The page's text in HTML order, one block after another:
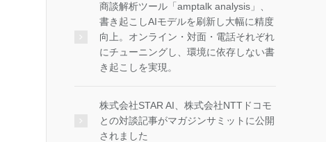
商談解析ツール「amptalk analysis」、
書き起こしAIモデルを刷新し大幅に精度
向上。オンライン・対面・電話それぞれ
にチューニングし、環境に依存しない書
き起こしを実現。
株式会社STAR AI、株式会社NTTドコモ
との対談記事がマガジンサミットに公開
されました